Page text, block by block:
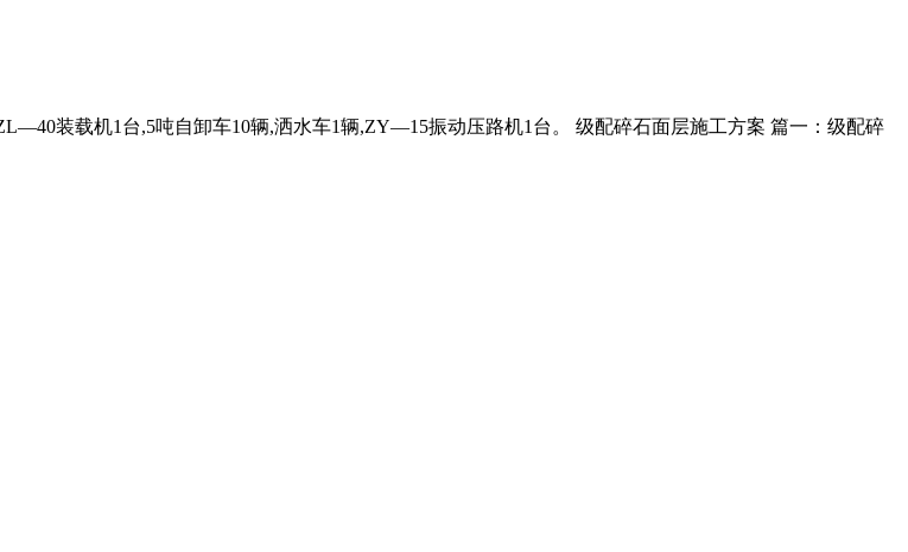
装载机1台,5吨自卸车10辆,洒水车1辆,ZY—15振动压路机1台。 级配碎石面层施工方案 篇一：级配碎